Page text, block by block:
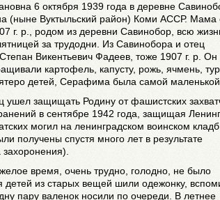
6 октября 1939 года в деревне
(ныне Вуктыльский район) Коми АССР. Мама
г. р., родом из деревни Савинобор, всю
за трудодни. Из Савинобора и отец
Викентьевич Фадеев, тоже 1907 г. р. Он
картофель, капусту, рожь, ячмень,
детей, Серафима была самой
ушел защищать Родину от фашистских
в сентябре 1942 года, защищая
могил на ленинградском воинском
получены спустя много лет в результате
время, очень трудно, голодно, не было
из старых вещей шили одежонку,
пару валенок носили по очереди. В летнее